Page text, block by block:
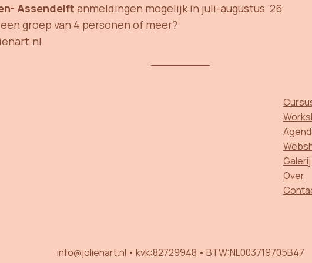
Assendelft anmeldingen mogelijk in juli-augustus ’26
groep van 4 personen of meer?
Galerij
Over
info@jolienart.nl • kvk:82729948 • BTW:NL003719705B47